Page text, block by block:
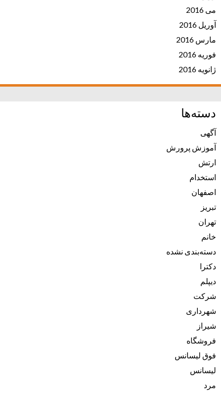
می 2016
آوریل 2016
مارس 2016
فوریه 2016
ژانویه 2016
دسته‌ها
آگهی
آموزش پرورش
ارتش
استخدام
اصفهان
تبریز
تهران
خانم
دسته‌بندی نشده
دکترا
دیپلم
شرکت
شهرداری
شیراز
فروشگاه
فوق لیسانس
لیسانس
مرد